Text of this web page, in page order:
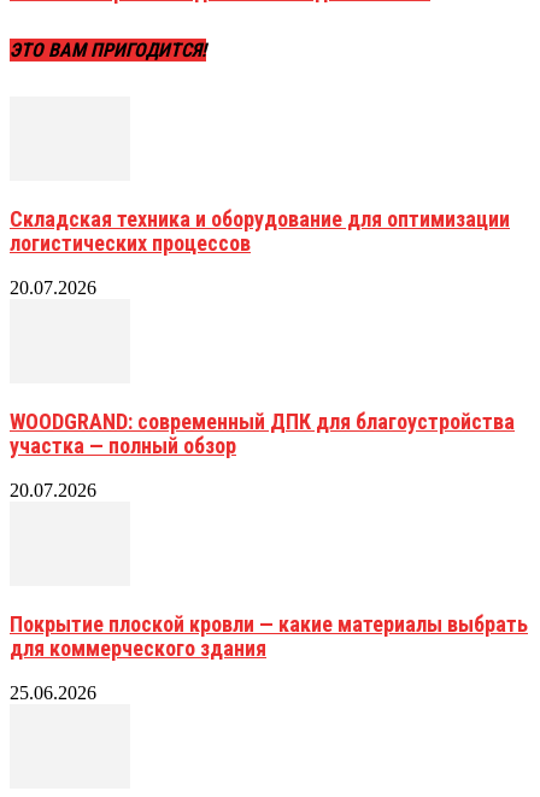
ЭТО ВАМ ПРИГОДИТСЯ!
Складская техника и оборудование для оптимизации
логистических процессов
20.07.2026
WOODGRAND: современный ДПК для благоустройства
участка — полный обзор
20.07.2026
Покрытие плоской кровли — какие материалы выбрать
для коммерческого здания
25.06.2026